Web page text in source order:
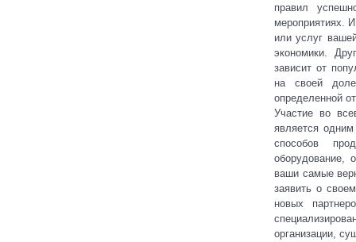
правил
мероприятиях.
или услуг
экономики.
зависит от
на своей
определенной
Участие во
является
способов
оборудование,
ваши самые
заявить о
новых
организации,